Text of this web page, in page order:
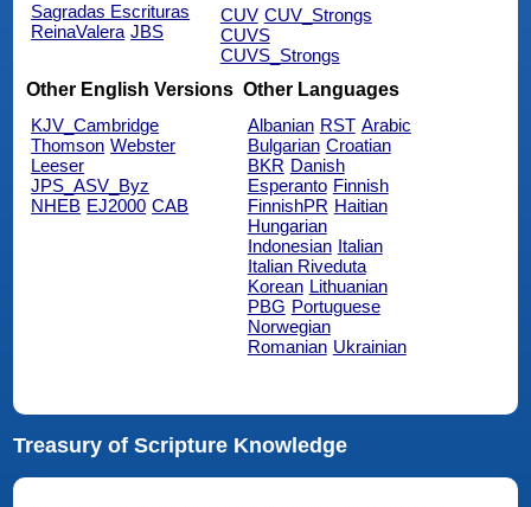
Sagradas Escrituras
ReinaValera JBS
CUV CUV_Strongs
CUVS
CUVS_Strongs
Other English Versions
KJV_Cambridge
Thomson Webster
Leeser
JPS_ASV_Byz
NHEB EJ2000 CAB
Other Languages
Albanian RST Arabic
Bulgarian Croatian
BKR Danish
Esperanto Finnish
FinnishPR Haitian
Hungarian
Indonesian Italian
Italian Riveduta
Korean Lithuanian
PBG Portuguese
Norwegian
Romanian Ukrainian
Treasury of Scripture Knowledge